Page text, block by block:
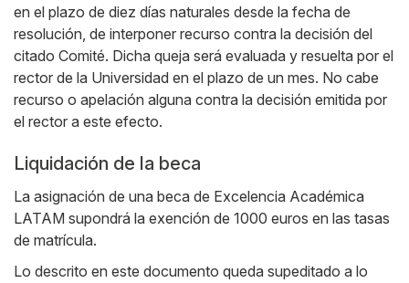
en el plazo de diez días naturales desde la fecha de
resolución, de interponer recurso contra la decisión del
citado Comité. Dicha queja será evaluada y resuelta por el
rector de la Universidad en el plazo de un mes. No cabe
recurso o apelación alguna contra la decisión emitida por
el rector a este efecto.
Liquidación de la beca
La asignación de una beca de Excelencia Académica
LATAM supondrá la exención de 1000 euros en las tasas
de matrícula.
Lo descrito en este documento queda supeditado a lo